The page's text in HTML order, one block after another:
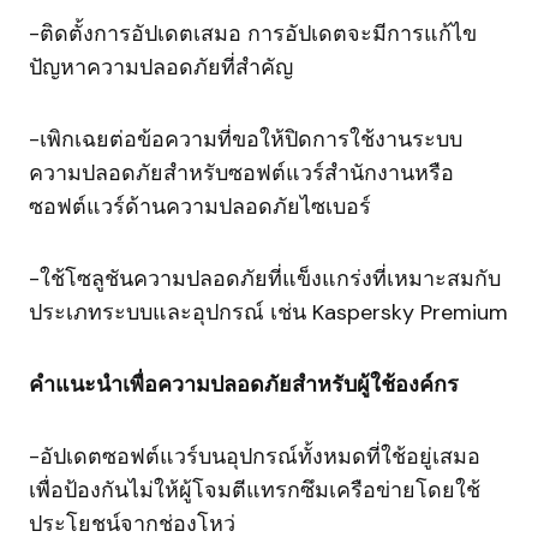
-ติดตั้งการอัปเดตเสมอ การอัปเดตจะมีการแก้ไข
ปัญหาความปลอดภัยที่สำคัญ
-เพิกเฉยต่อข้อความที่ขอให้ปิดการใช้งานระบบ
ความปลอดภัยสำหรับซอฟต์แวร์สำนักงานหรือ
ซอฟต์แวร์ด้านความปลอดภัยไซเบอร์
-ใช้โซลูชันความปลอดภัยที่แข็งแกร่งที่เหมาะสมกับ
ประเภทระบบและอุปกรณ์ เช่น Kaspersky Premium
คำแนะนำเพื่อความปลอดภัยสำหรับผู้ใช้องค์กร
-อัปเดตซอฟต์แวร์บนอุปกรณ์ทั้งหมดที่ใช้อยู่เสมอ
เพื่อป้องกันไม่ให้ผู้โจมตีแทรกซึมเครือข่ายโดยใช้
ประโยชน์จากช่องโหว่